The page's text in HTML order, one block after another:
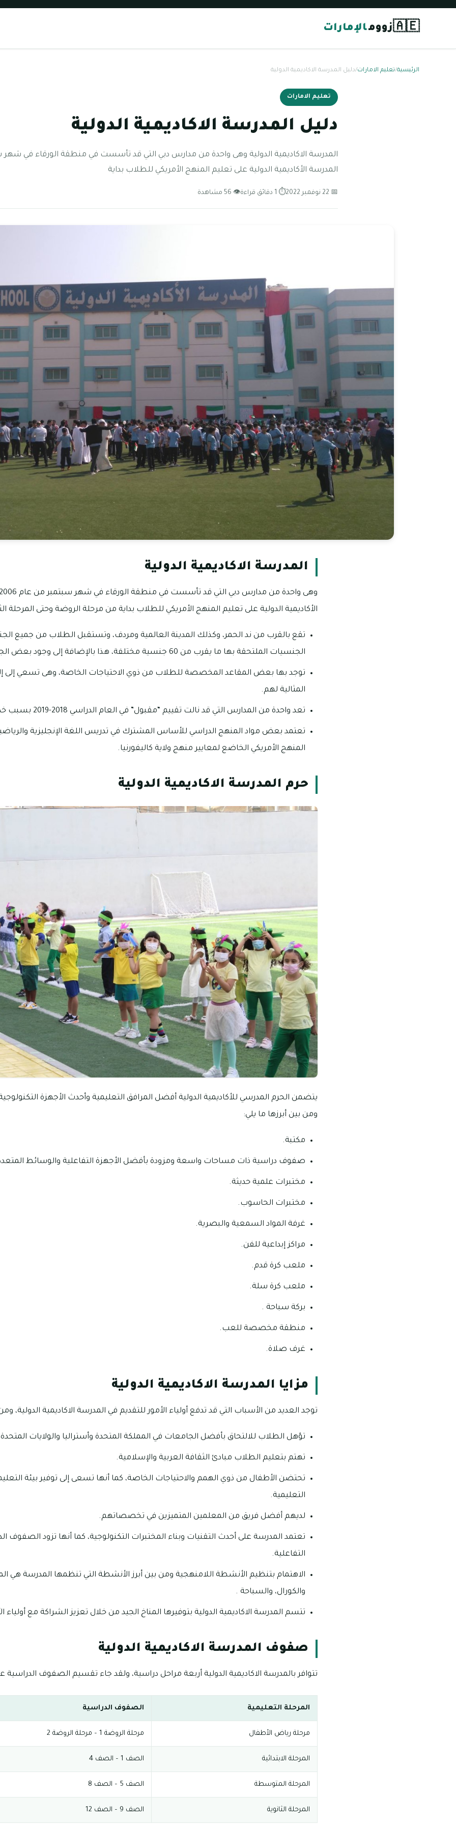
🇦🇪زوومالإمارات
الرئيسية/تعليم الامارات/دليل المدرسة الاكاديمية الدولية
تعليم الامارات
دليل المدرسة الاكاديمية الدولية
المدرسة الأكاديمية الدولية على تعليم المنهج الأمريكي للطلاب بداية
📅 22 نوفمبر 2022 ⏱ 1 دقائق قراءة 👁 56 مشاهدة
المدرسة الاكاديمية الدولية
الأكاديمية الدولية على تعليم المنهج الأمريكي للطلاب بداية من مرحلة الروضة وحتى المرحلة
تقع بالقرب من ند الحمر، وكذلك المدينة العالمية ومردف، وتستقبل الطلاب من جميع
الجنسيات الملتحقة بها ما يقرب من 60 جنسية مختلفة، هذا بالإضافة إلى وجود بعض الجنسيات العربية أيضاً.
توجد بها بعض المقاعد المخصصة للطلاب من ذوي الاحتياجات الخاصة، وهى تسعي إلى إلى
المثالية لهم.
تعد واحدة من المدارس التي قد نالت تقييم “مقبول” في العام الدراسي 2018-2019 بسبب خدماتها التعليمية المتميزة.
تعتمد بعض مواد المنهج الدراسي للأساس المشترك في تدريس اللغة الإنجليزية
المنهج الأمريكي الخاضع لمعايير منهج ولاية كاليفورنيا.
حرم المدرسة الاكاديمية الدولية
يتضمن الحرم المدرسي للأكاديمية الدولية أفضل المرافق التعليمية وأحدث الأجهزة
ومن بين أبرزها ما يلي:
مكتبة.
صفوف دراسية ذات مساحات واسعة ومزودة بأفضل الأجهزة التفاعلية والوسائط
مختبرات علمية حديثة.
مختبرات الحاسوب.
غرفة المواد السمعية والبصرية.
مراكز إبداعية للفن.
ملعب كرة قدم.
ملعب كرة سلة.
بركة سباحة .
منطقة مخصصة للعب.
غرف صلاة.
مزايا المدرسة الاكاديمية الدولية
توجد العديد من الأسباب التي قد تدفع أولياء الأمور للتقديم في المدرسة الاكاديمية الدولية، ومن
تؤهل الطلاب للالتحاق بأفضل الجامعات في المملكة المتحدة وأستراليا والولايات المتحدة
تهتم بتعليم الطلاب مبادئ الثقافة العربية والإسلامية.
تحتضن الأطفال من ذوي الهمم والاحتياجات الخاصة، كما أنها تسعى إلى توفير بيئة
التعليمية.
لديهم أفضل فريق من المعلمين المتميزين في تخصصاتهم.
تعتمد المدرسة على أحدث التقنيات وبناء المختبرات التكنولوجية، كما أنها تزود الصفوف
التفاعلية.
الاهتمام بتنظيم الأنشطة اللامنهجية ومن بين أبرز الأنشطة التي تنظمها المدرسة هي
والكورال، والسباحة .
تتسم المدرسة الاكاديمية الدولية بتوفيرها المناخ الجيد من خلال تعزيز الشراكة مع أولياء
صفوف المدرسة الاكاديمية الدولية
تتوافر بالمدرسة الاكاديمية الدولية أربعة مراحل دراسية، ولقد جاء تقسيم الصفوف الدراسية
المرحلة التعليمية الصفوف الدراسية
مرحلة رياض الأطفال مرحلة الروضة 1 – مرحلة الروضة 2
المرحلة الابتدائية الصف 1 – الصف 4
المرحلة المتوسطة الصف 5 – الصف 8
المرحلة الثانوية الصف 9 – الصف 12